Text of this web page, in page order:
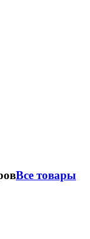
Все товары